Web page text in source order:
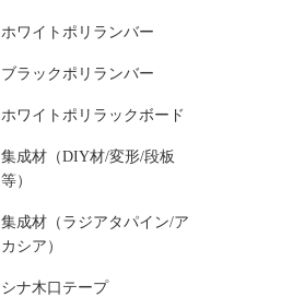
ホワイトポリランバー
ブラックポリランバー
ホワイトポリラックボード
集成材（DIY材/変形/段板
等）
集成材（ラジアタパイン/ア
カシア）
シナ木口テープ